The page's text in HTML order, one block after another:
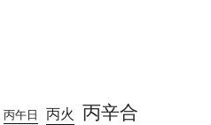
丙午日 丙火 丙辛合